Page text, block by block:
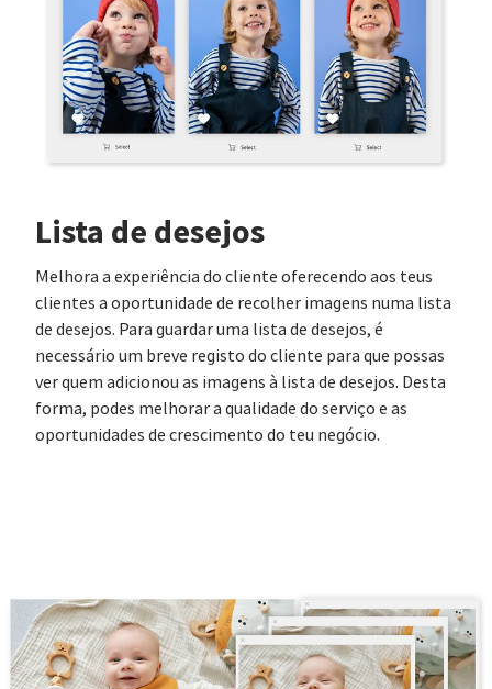
Lista de desejos
Melhora a experiência do cliente oferecendo aos teus
clientes a oportunidade de recolher imagens numa lista
de desejos. Para guardar uma lista de desejos, é
necessário um breve registo do cliente para que possas
ver quem adicionou as imagens à lista de desejos. Desta
forma, podes melhorar a qualidade do serviço e as
oportunidades de crescimento do teu negócio.